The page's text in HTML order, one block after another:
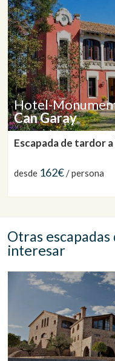
Hotel-
Can Garay
Escapada de tardor
desde 162€/ persona
Otras
interesar